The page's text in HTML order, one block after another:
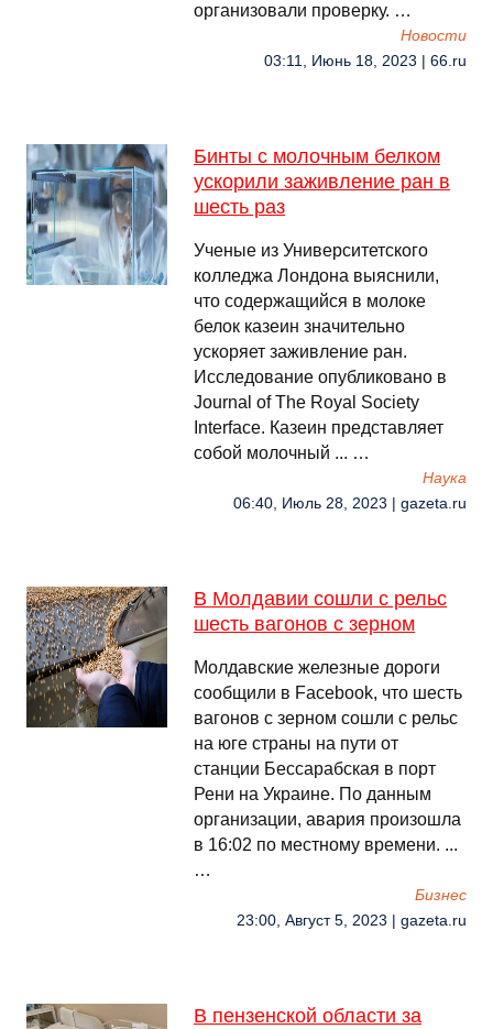
организовали проверку. …
Новости
03:11, Июнь 18, 2023 | 66.ru
Бинты с молочным белком
ускорили заживление ран в
шесть раз
Ученые из Университетского
колледжа Лондона выяснили,
что содержащийся в молоке
белок казеин значительно
ускоряет заживление ран.
Исследование опубликовано в
Journal of The Royal Society
Interface. Казеин представляет
собой молочный ... …
Наука
06:40, Июль 28, 2023 | gazeta.ru
В Молдавии сошли с рельс
шесть вагонов с зерном
Молдавские железные дороги
сообщили в Facebook, что шесть
вагонов с зерном сошли с рельс
на юге страны на пути от
станции Бессарабская в порт
Рени на Украине. По данным
организации, авария произошла
в 16:02 по местному времени. ...
…
Бизнес
23:00, Август 5, 2023 | gazeta.ru
В пензенской области за